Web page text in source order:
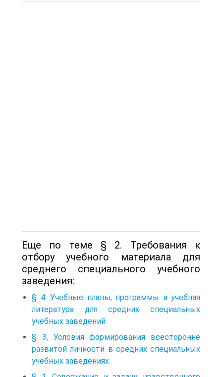
Еще по теме § 2. Требования к
отбору учебного материала для
среднего специального учебного
заведения:
§ 4. Учебные планы, программы и учебная
литература для средних специальных
учебных заведений
§ 3, Условия формирования всесторонне
развитой личности в средних специальных
учебных заведениях